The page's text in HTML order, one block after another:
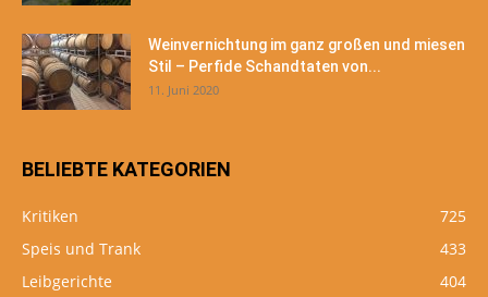
Weinvernichtung im ganz großen und miesen
Stil – Perfide Schandtaten von...
11. Juni 2020
BELIEBTE KATEGORIEN
Kritiken
725
Speis und Trank
433
Leibgerichte
404